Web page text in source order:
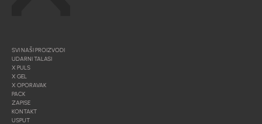
SVI NAŠI PROIZVODI
UDARNI TALASI
X PULS
X GEL
X OPORAVAK
PACK
ZAPISE
KONTAKT
USPUT